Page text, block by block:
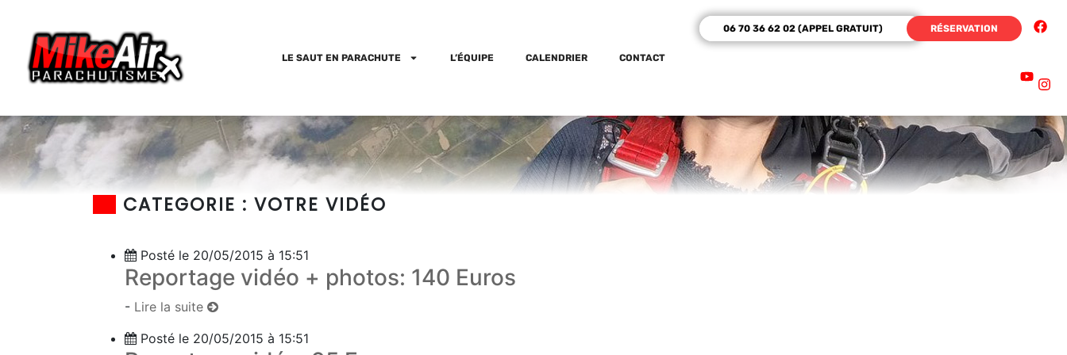
LE SAUT EN PARACHUTE L’ÉQUIPE CALENDRIER CONTACT
06 70 36 62 02 (APPEL GRATUIT) RÉSERVATION
CATEGORIE : VOTRE VIDÉO
Posté le 20/05/2015 à 15:51
Reportage vidéo + photos: 140 Euros
- Lire la suite
Posté le 20/05/2015 à 15:51